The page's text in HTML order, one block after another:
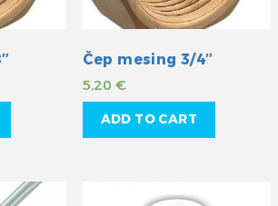
Čep mesing 3/4″
5,20 €
ADD TO CART